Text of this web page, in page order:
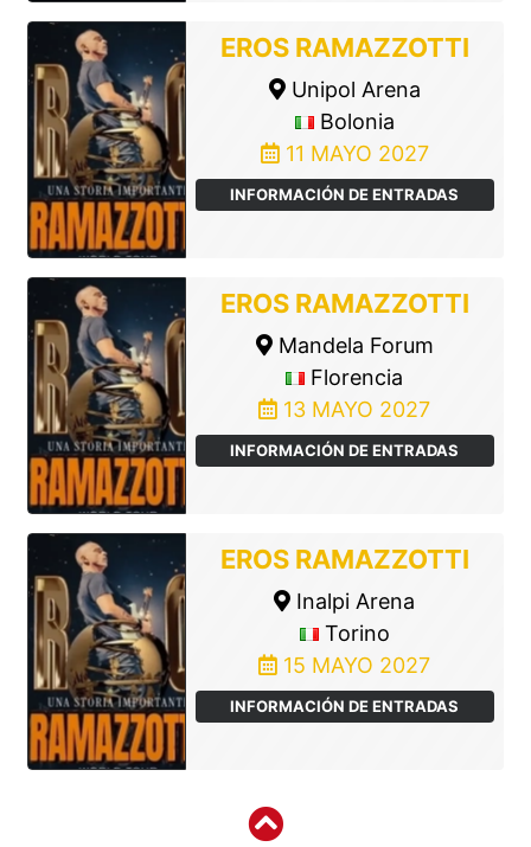
EROS RAMAZZOTTI
Unipol Arena
Bolonia
11 MAYO 2027
INFORMACIÓN DE ENTRADAS
EROS RAMAZZOTTI
Mandela Forum
Florencia
13 MAYO 2027
INFORMACIÓN DE ENTRADAS
EROS RAMAZZOTTI
Inalpi Arena
Torino
15 MAYO 2027
INFORMACIÓN DE ENTRADAS